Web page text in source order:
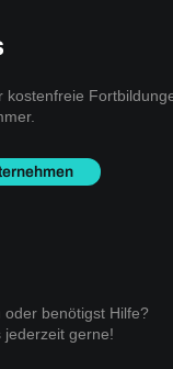
kostenfreie
oder benötigst Hilfe?
jederzeit gerne!